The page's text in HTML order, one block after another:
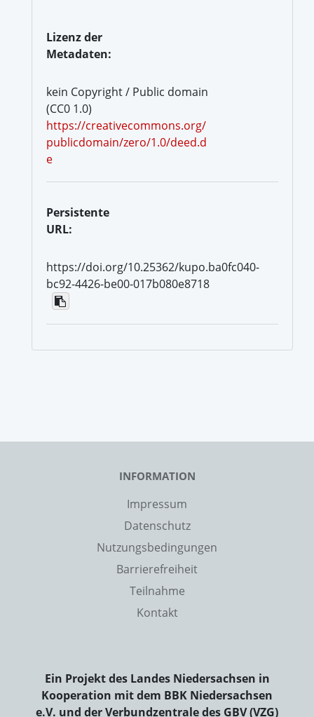
Lizenz der
Metadaten:
kein Copyright / Public domain
(CC0 1.0)
https://creativecommons.org/
publicdomain/zero/1.0/deed.d
e
Persistente
URL:
https://doi.org/10.25362/kupo.ba0fc040-
bc92-4426-be00-017b080e8718
INFORMATION
Impressum
Datenschutz
Nutzungsbedingungen
Barrierefreiheit
Teilnahme
Kontakt
Ein Projekt des Landes Niedersachsen in
Kooperation mit dem BBK Niedersachsen
e.V. und der Verbundzentrale des GBV (VZG)